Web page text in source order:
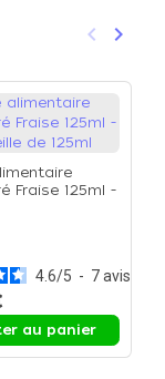
Précédent
keyboard_arrow_left keyboard_arrow_right
Fraise 125ml -
4.6/5 - 7avis
au panier